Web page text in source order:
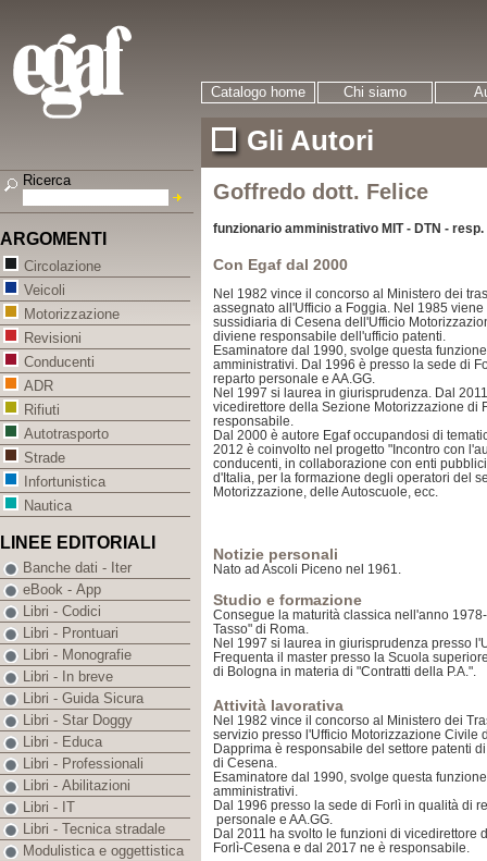
Catalogo home Chi siamo
Gli Autori
Goffredo dott. Felice
funzionario amministrativo MIT - DTN - resp.
Con Egaf dal 2000
Nel 1982 vince il concorso al Ministero dei
assegnato all'Ufficio a Foggia. Nel 1985
sussidiaria di Cesena dell'Ufficio
diviene responsabile dell'ufficio patenti.
Esaminatore dal 1990, svolge questa
amministrativi. Dal 1996 è presso la sede di
reparto personale e AA.GG.
Nel 1997 si laurea in giurisprudenza. Dal
vicedirettore della Sezione Motorizzazione di
responsabile.
Dal 2000 è autore Egaf occupandosi di
2012 è coinvolto nel progetto "Incontro con
conducenti, in collaborazione con enti
d'Italia, per la formazione degli operatori del
Motorizzazione, delle Autoscuole, ecc.
Notizie personali
Nato ad Ascoli Piceno nel 1961.
Studio e formazione
Consegue la maturità classica nell'anno
Tasso" di Roma.
Nel 1997 si laurea in giurisprudenza presso
Frequenta il master presso la Scuola
di Bologna in materia di "Contratti della P.A.".
Attività lavorativa
Nel 1982 vince il concorso al Ministero dei
servizio presso l'Ufficio Motorizzazione Civile
Dapprima è responsabile del settore patenti
di Cesena.
Esaminatore dal 1990, svolge questa
amministrativi.
Dal 1996 presso la sede di Forlì in qualità di
personale e AA.GG.
Dal 2011 ha svolto le funzioni di vicedirettore
Forlì-Cesena e dal 2017 ne è responsabile.
Ricerca
ARGOMENTI
Circolazione
Veicoli
Motorizzazione
Revisioni
Conducenti
ADR
Rifiuti
Autotrasporto
Strade
Infortunistica
Nautica
LINEE EDITORIALI
Banche dati - Iter
eBook - App
Libri - Codici
Libri - Prontuari
Libri - Monografie
Libri - In breve
Libri - Guida Sicura
Libri - Star Doggy
Libri - Educa
Libri - Professionali
Libri - Abilitazioni
Libri - IT
Libri - Tecnica stradale
Modulistica e oggettistica